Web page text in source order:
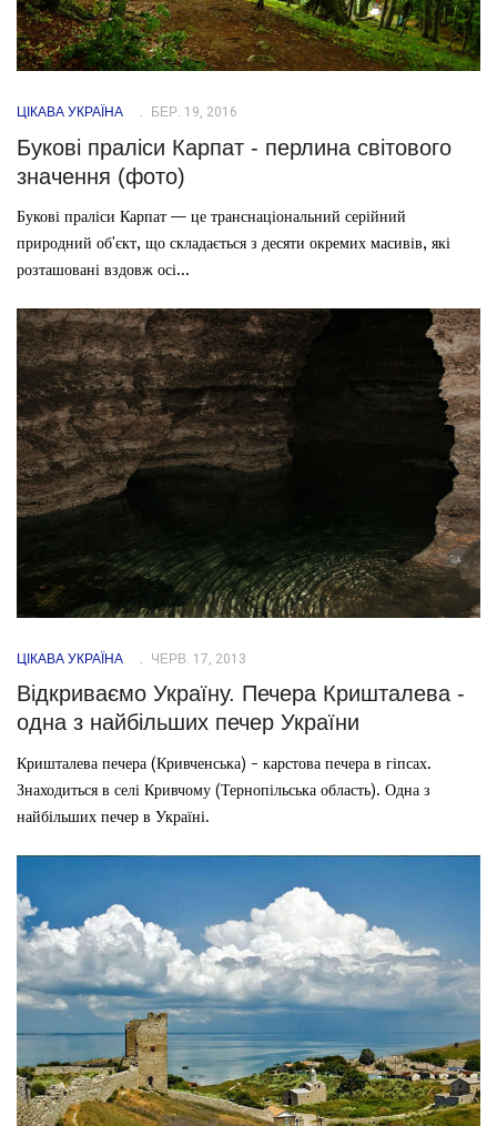
ЦІКАВА УКРАЇНА БЕР. 19, 2016
Букові праліси Карпат - перлина світового
значення (фото)
Букові праліси Карпат — це транснаціональний серійний
природний об'єкт, що складається з десяти окремих масивів, які
розташовані вздовж осі...
ЦІКАВА УКРАЇНА ЧЕРВ. 17, 2013
Відкриваємо Україну. Печера Кришталева -
одна з найбільших печер України
Кришталева печера (Кривченська) - карстова печера в гіпсах.
Знаходиться в селі Кривчому (Тернопільська область). Одна з
найбільших печер в Україні.